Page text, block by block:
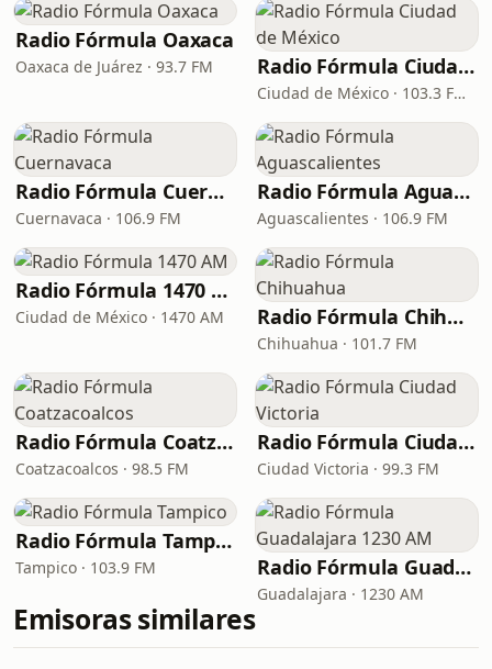
Radio Fórmula Oaxaca
Oaxaca de Juárez · 93.7 FM Radio Fórmula Ciudad de México
Ciudad de México · 103.3 FM - 970 AM
Radio Fórmula Cuernavaca
Cuernavaca · 106.9 FM
Radio Fórmula Aguascalientes
Aguascalientes · 106.9 FM
Radio Fórmula 1470 AM
Ciudad de México · 1470 AM Radio Fórmula Chihuahua
Chihuahua · 101.7 FM
Radio Fórmula Coatzacoalcos
Coatzacoalcos · 98.5 FM
Radio Fórmula Ciudad Victoria
Ciudad Victoria · 99.3 FM
Radio Fórmula Tampico
Tampico · 103.9 FM Radio Fórmula Guadalajara 1230 AM
Guadalajara · 1230 AM
Emisoras similares